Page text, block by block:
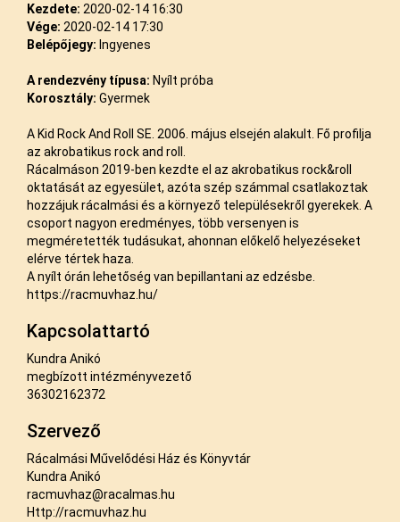
Kezdete: 2020-02-14 16:30
Vége: 2020-02-14 17:30
Belépőjegy: Ingyenes
A rendezvény típusa: Nyílt próba
Korosztály: Gyermek
A Kid Rock And Roll SE. 2006. május elsején alakult. Fő profilja
az akrobatikus rock and roll.
Rácalmáson 2019-ben kezdte el az akrobatikus rock&roll
oktatását az egyesület, azóta szép számmal csatlakoztak
hozzájuk rácalmási és a környező településekről gyerekek. A
csoport nagyon eredményes, több versenyen is
megméretették tudásukat, ahonnan előkelő helyezéseket
elérve tértek haza.
A nyílt órán lehetőség van bepillantani az edzésbe.
https://racmuvhaz.hu/
Kapcsolattartó
Kundra Anikó
megbízott intézményvezető
36302162372
Szervező
Rácalmási Művelődési Ház és Könyvtár
Kundra Anikó
racmuvhaz@racalmas.hu
Http://racmuvhaz.hu